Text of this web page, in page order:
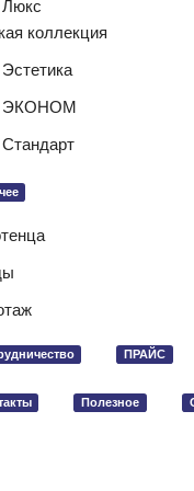
Люкс
коллекция
ЭКОНОМ
ПРАЙС
Полезное